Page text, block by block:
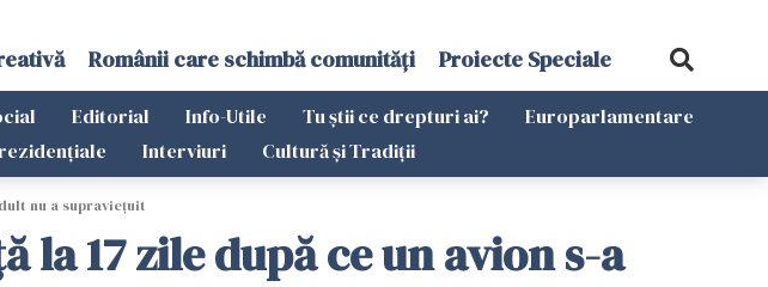
Românii care schimbă comunități Proiecte Speciale
Editorial Info-Utile Tu știi ce drepturi ai?
Europarlamentare
Interviuri Cultură și Tradiții
nu a supraviețuit
17 zile după ce un avion s-a